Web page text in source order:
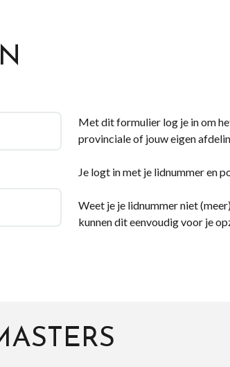
Met dit formulier log je in om
provinciale of jouw eigen
Je logt in met je lidnummer en
Weet je je lidnummer niet
kunnen dit eenvoudig voor je